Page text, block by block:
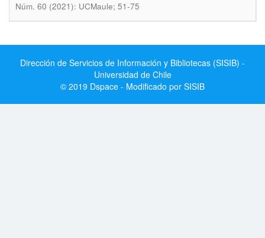
Núm. 60 (2021): UCMaule; 51-75
Dirección de Servicios de Información y Bibliotecas (SISIB) -
Universidad de Chile
© 2019 Dspace - Modificado por SISIB